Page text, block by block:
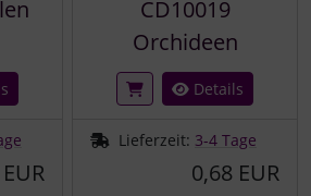
CD10019
Orchideen
Details
Lieferzeit: 3-4 Tage
0,68 EUR